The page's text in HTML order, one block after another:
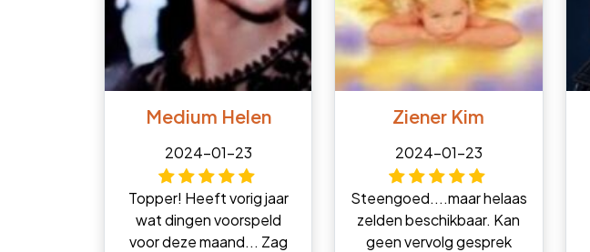
Medium Helen
2024-01-23
Topper! Heeft vorig jaar
wat dingen voorspeld
voor deze maand... Zag
Ziener Kim
2024-01-23
Steengoed....maar helaas
zelden beschikbaar. Kan
geen vervolg gesprek